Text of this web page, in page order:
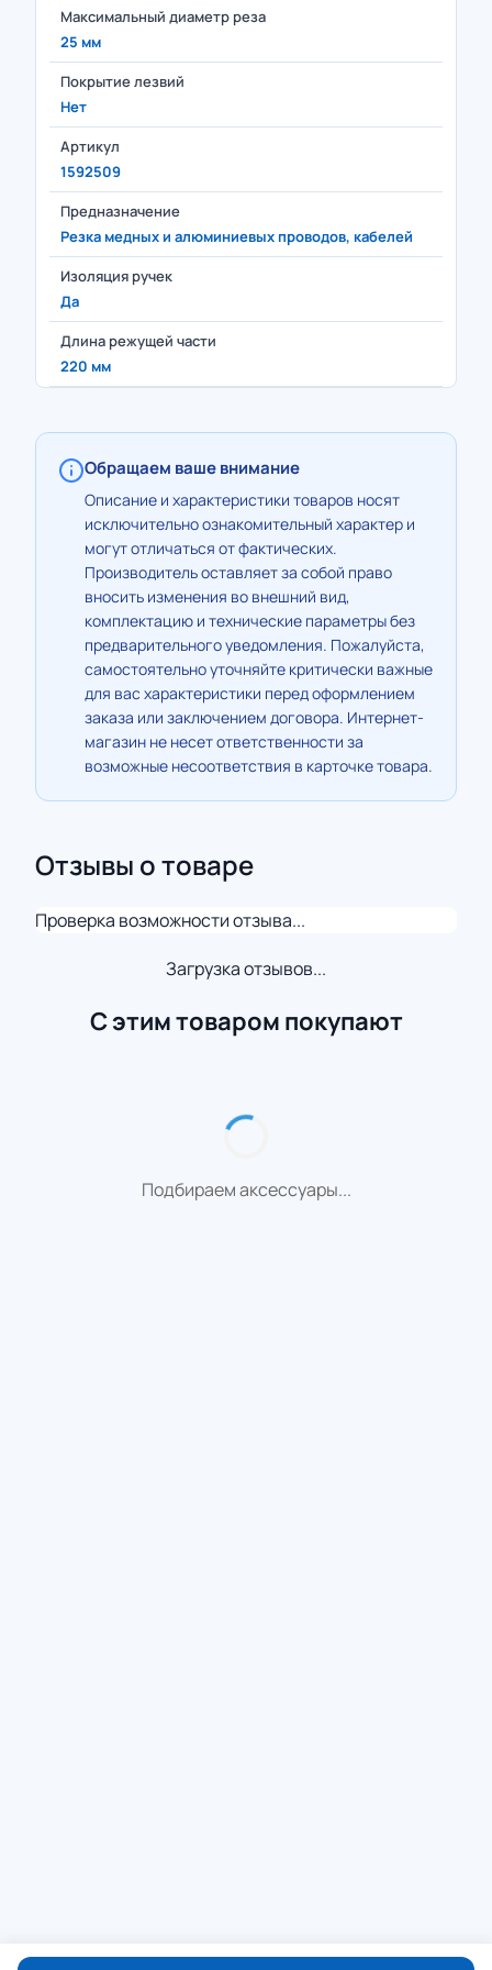
Максимальный диаметр реза
25 мм
Покрытие лезвий
Нет
Артикул
1592509
Предназначение
Резка медных и алюминиевых проводов, кабелей
Изоляция ручек
Да
Длина режущей части
220 мм
Обращаем ваше внимание
Описание и характеристики товаров носят
исключительно ознакомительный характер и
могут отличаться от фактических.
Производитель оставляет за собой право
вносить изменения во внешний вид,
комплектацию и технические параметры без
предварительного уведомления. Пожалуйста,
самостоятельно уточняйте критически важные
для вас характеристики перед оформлением
заказа или заключением договора. Интернет-
магазин не несет ответственности за
возможные несоответствия в карточке товара.
Отзывы о товаре
Проверка возможности отзыва...
Загрузка отзывов...
С этим товаром покупают
Подбираем аксессуары...